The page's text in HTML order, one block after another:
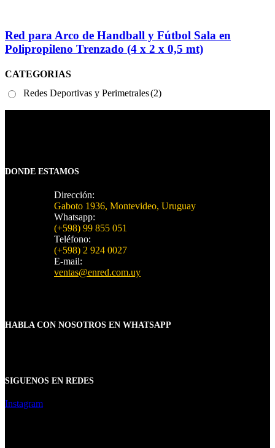
Red para Arco de Handball y Fútbol Sala en
Polipropileno Trenzado (4 x 2 x 0,5 mt)
CATEGORIAS
Redes Deportivas y Perimetrales(2)
DONDE ESTAMOS
Dirección:
Gaboto 1936, Montevideo, Uruguay
Whatsapp:
(+598) 99 855 051
Teléfono:
(+598) 2 924 0027
E-mail:
ventas@enred.com.uy
HABLA CON NOSOTROS EN WHATSAPP
SIGUENOS EN REDES
Instagram